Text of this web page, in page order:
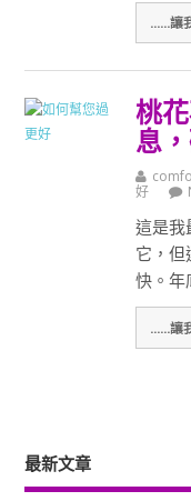
......讓
桃
息
好
這是我
它，但
快。年
......讓
最新文章